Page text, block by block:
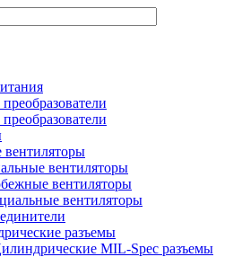
вентиляторы
вентиляторы
вентиляторы
вентиляторы
разъемы
MIL-Spec разъемы